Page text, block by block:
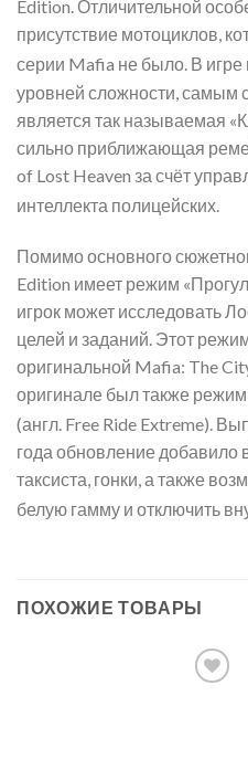
Edition. Отличительной
присутствие мотоциклов,
серии Mafia не было. В игре
уровней сложности, самым
является так называемая
сильно приближающая
of Lost Heaven за счёт
интеллекта полицейских.
Помимо основного
Edition имеет режим
игрок может исследовать
целей и заданий. Этот
оригинальной Mafia: The
оригинале был также
(англ. Free Ride Extreme).
года обновление добавило
таксиста, гонки, а также
белую гамму и отключить
ПОХОЖИЕ ТОВАРЫ